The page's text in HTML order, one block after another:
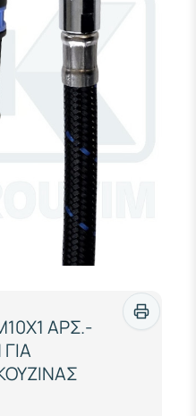
ΑΡΣ.-